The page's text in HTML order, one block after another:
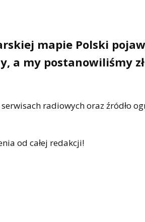
mapie Polski
a my postanowiliśmy
radiowych oraz źródło
od całej redakcji!